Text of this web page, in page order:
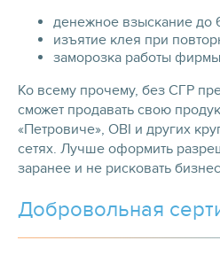
денежное взыскание до
изъятие клея при
заморозка работы
Ко всему прочему, без СГР
сможет продавать свою
«Петровиче», OBI и других
сетях. Лучше оформить
заранее и не рисковать
Добровольная